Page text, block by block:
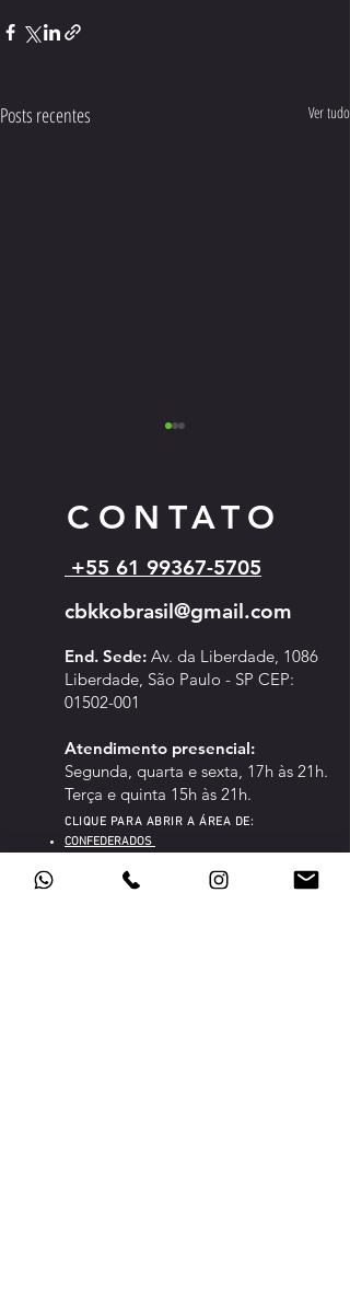
Posts recentes Ver tudo
ASSEMBLEIA GERAL
EXTRAORDINÁRIA
CONTATO
+55 61 99367-5705
cbkkobrasil@gmail.com
End. Sede: Av. da Liberdade, 1086
Liberdade, São Paulo - SP CEP:
01502-001
Atendimento presencial:
Segunda, quarta e sexta, 17h às 21h.
Terça e quinta 15h às 21h.
CLIQUE PARA ABRIR A ÁREA DE:
CONFEDERADOS
POLÍTICA DE PRIVACIDADE